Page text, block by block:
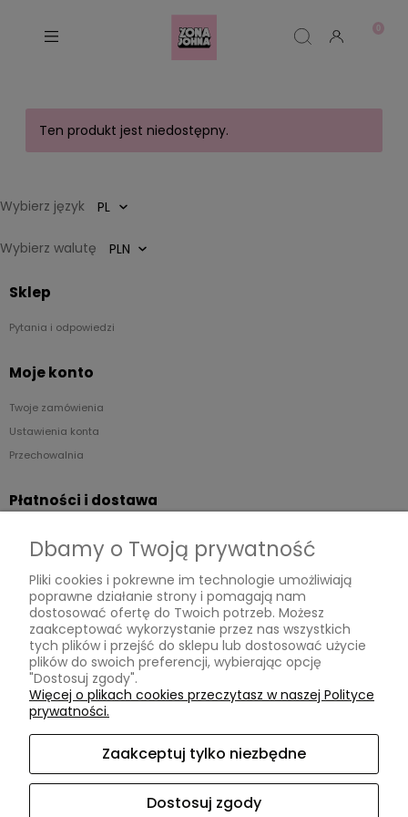
Ten produkt jest niedostępny.
Wybierz język
Wybierz walutę
Sklep
Pytania i odpowiedzi
Moje konto
Twoje zamówienia
Ustawienia konta
Przechowalnia
Płatności i dostawa
Czas i koszty dostawy
Informacje
Regulaminy
Polityka prywatności
Zwroty
Reklamacje
KONTAKT
Dbamy o Twoją prywatność
Pliki cookies i pokrewne im technologie umożliwiają
poprawne działanie strony i pomagają nam
dostosować ofertę do Twoich potrzeb. Możesz
zaakceptować wykorzystanie przez nas wszystkich
tych plików i przejść do sklepu lub dostosować użycie
plików do swoich preferencji, wybierając opcję
"Dostosuj zgody".
Więcej o plikach cookies przeczytasz w naszej Polityce
prywatności.
Zaakceptuj tylko niezbędne
Dostosuj zgody